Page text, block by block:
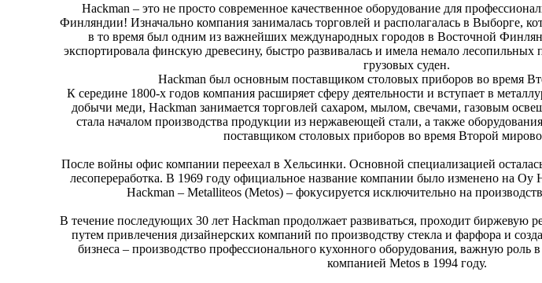
Hackman – это не просто современное качественное оборудование для
Финляндии! Изначально компания занималась торговлей и располагалась в Выборге,
в то время был одним из важнейших международных городов в Восточной
экспортировала финскую древесину, быстро развивалась и имела немало
грузовых суден.
Hackman был основным поставщиком столовых приборов во время
К середине 1800-х годов компания расширяет сферу деятельности и вступает в
добычи меди, Hackman занимается торговлей сахаром, мылом, свечами, газовым
стала началом производства продукции из нержавеющей стали, а также
поставщиком столовых приборов во время Второй
После войны офис компании переехал в Хельсинки. Основной специализацией
лесопереработка. В 1969 году официальное название компании было изменено на Oy
Hackman – Metalliteos (Metos) – фокусируется исключительно на
В течение последующих 30 лет Hackman продолжает развиваться, проходит биржевую
путем привлечения дизайнерских компаний по производству стекла и фарфора и
бизнеса – производство профессионального кухонного оборудования, важную роль
компанией Metos в 1994 году.